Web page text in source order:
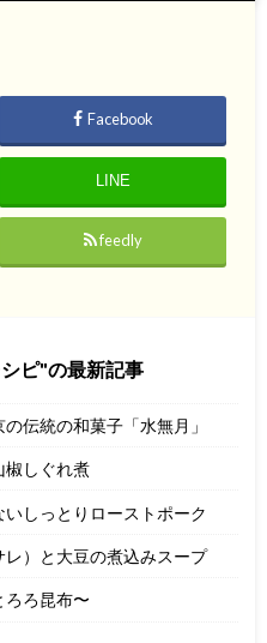
Facebook
LINE
feedly
ピ の最新記事
伝統の和菓子「水無月」
椒しぐれ煮
しっとりローストポーク
）と大豆の煮込みスープ
ろろ昆布〜